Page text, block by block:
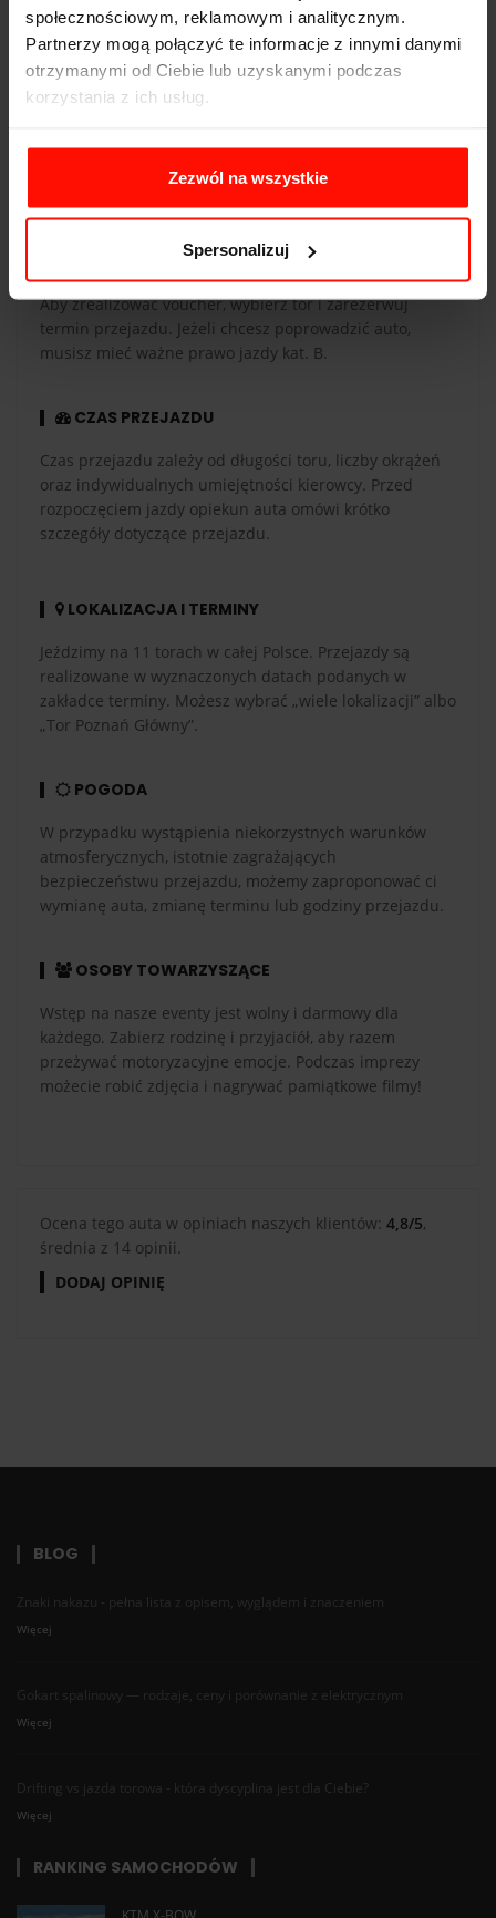
społecznościowym, reklamowym i analitycznym.
Partnerzy mogą połączyć te informacje z innymi danymi
otrzymanymi od Ciebie lub uzyskanymi podczas
korzystania z ich usług.
Zezwól na wszystkie
Spersonalizuj
WAŻNOŚĆ
opłacony kartą podarunkową ma taką samą ważność co
karta. Przejazdy są realizowane w sezonie od maja do
Aby zrealizować voucher, wybierz tor i zarezerwuj
termin przejazdu. Jeżeli chcesz poprowadzić auto,
musisz mieć ważne prawo jazdy kat. B.
CZAS PRZEJAZDU
Czas przejazdu zależy od długości toru, liczby okrążeń
oraz indywidualnych umiejętności kierowcy. Przed
rozpoczęciem jazdy opiekun auta omówi krótko
szczegóły dotyczące przejazdu.
LOKALIZACJA I TERMINY
Jeździmy na 11 torach w całej Polsce. Przejazdy są
realizowane w wyznaczonych datach podanych w
zakładce terminy. Możesz wybrać „wiele lokalizacji” albo
„Tor Poznań Główny”.
POGODA
W przypadku wystąpienia niekorzystnych warunków
atmosferycznych, istotnie zagrażających
bezpieczeństwu przejazdu, możemy zaproponować ci
wymianę auta, zmianę terminu lub godziny przejazdu.
OSOBY TOWARZYSZĄCE
Wstęp na nasze eventy jest wolny i darmowy dla
każdego. Zabierz rodzinę i przyjaciół, aby razem
przeżywać motoryzacyjne emocje. Podczas imprezy
możecie robić zdjęcia i nagrywać pamiątkowe filmy!
Ocena tego auta w opiniach naszych klientów: 4,8/5,
średnia z 14 opinii.
DODAJ OPINIĘ
BLOG
Znaki nakazu - pełna lista z opisem, wyglądem i znaczeniem
Więcej
Gokart spalinowy — rodzaje, ceny i porównanie z elektrycznym
Więcej
Drifting vs jazda torowa - która dyscyplina jest dla Ciebie?
Więcej
RANKING SAMOCHODÓW